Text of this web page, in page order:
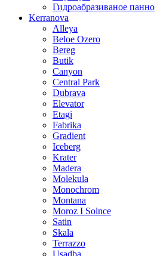
Гидроабразиваное панно
Kerranova
Alleya
Beloe Ozero
Bereg
Butik
Canyon
Central Park
Dubrava
Elevator
Etagi
Fabrika
Gradient
Iceberg
Krater
Madera
Molekula
Monochrom
Montana
Moroz I Solnce
Satin
Skala
Terrazzo
Usadba